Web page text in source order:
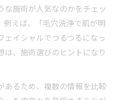
な施術が人気なのかをチェッ
例えば、「毛穴洗浄で肌が明
ェイシャルでつるつるになっ
は、施術選びのヒントになり
あるため、複数の情報を比較